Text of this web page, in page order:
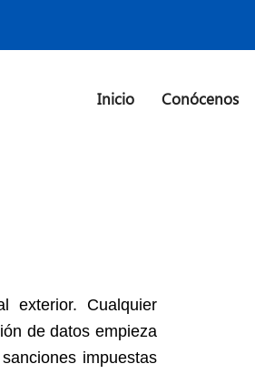
Inicio Conócenos
exterior. Cualquier
de datos empieza
impuestas